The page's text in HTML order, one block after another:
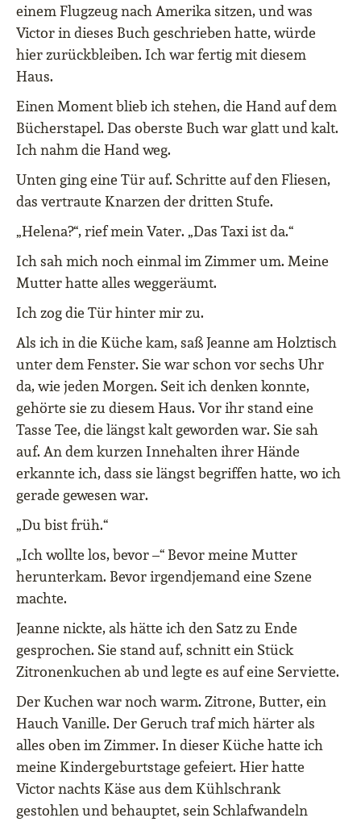
einem Flugzeug nach Amerika sitzen, und was
Victor in dieses Buch geschrieben hatte, würde
hier zurückbleiben. Ich war fertig mit diesem
Haus.
Einen Moment blieb ich stehen, die Hand auf dem
Bücherstapel. Das oberste Buch war glatt und kalt.
Ich nahm die Hand weg.
Unten ging eine Tür auf. Schritte auf den Fliesen,
das vertraute Knarzen der dritten Stufe.
„Helena?“, rief mein Vater. „Das Taxi ist da.“
Ich sah mich noch einmal im Zimmer um. Meine
Mutter hatte alles weggeräumt.
Ich zog die Tür hinter mir zu.
Als ich in die Küche kam, saß Jeanne am Holztisch
unter dem Fenster. Sie war schon vor sechs Uhr
da, wie jeden Morgen. Seit ich denken konnte,
gehörte sie zu diesem Haus. Vor ihr stand eine
Tasse Tee, die längst kalt geworden war. Sie sah
auf. An dem kurzen Innehalten ihrer Hände
erkannte ich, dass sie längst begriffen hatte, wo ich
gerade gewesen war.
„Du bist früh.“
„Ich wollte los, bevor –“ Bevor meine Mutter
herunterkam. Bevor irgendjemand eine Szene
machte.
Jeanne nickte, als hätte ich den Satz zu Ende
gesprochen. Sie stand auf, schnitt ein Stück
Zitronenkuchen ab und legte es auf eine Serviette.
Der Kuchen war noch warm. Zitrone, Butter, ein
Hauch Vanille. Der Geruch traf mich härter als
alles oben im Zimmer. In dieser Küche hatte ich
meine Kindergeburtstage gefeiert. Hier hatte
Victor nachts Käse aus dem Kühlschrank
gestohlen und behauptet, sein Schlafwandeln